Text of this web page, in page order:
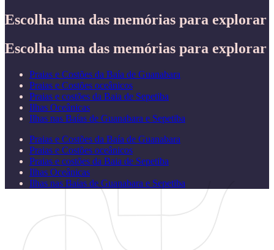
Escolha uma das memórias para explorar
Escolha uma das memórias para explorar
Praias e Costões da Baía de Guanabara
Praias e Costões oceânicos
Praias e costões da Baia de Sepetiba
Ilhas Oceânicas
Ilhas nas Baías de Guanabara e Sepetiba
Praias e Costões da Baía de Guanabara
Praias e Costões oceânicos
Praias e costões da Baia de Sepetiba
Ilhas Oceânicas
Ilhas nas Baías de Guanabara e Sepetiba